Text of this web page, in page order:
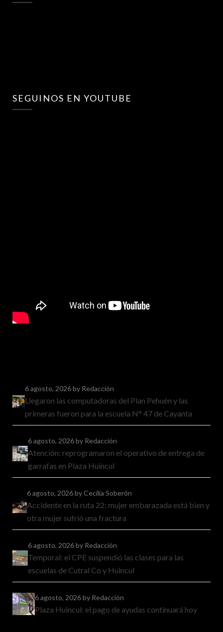
SEGUINOS EN YOUTUBE
6 agosto, 2026by Redacción
Llegaron las computadoras del Plan Pehuén y las
primeras fueron para la escuela N° 47 de Cayanta
6 agosto, 2026by Redacción
Atención: reprogramaron el operativo de entrega de
garrafas en Plaza Huincul
6 agosto, 2026by Cecilia Soberón
Accidente en la ruta 22: mujer embarazada está bien y
otra mujer sufrió una fractura
6 agosto, 2026by Redacción
Temporal: el CPE suspendió las clases para las
escuelas de Cutral Co y Huincul
6 agosto, 2026by Redacción
Plaza Huincul: el pago de ayudas continuará hoy